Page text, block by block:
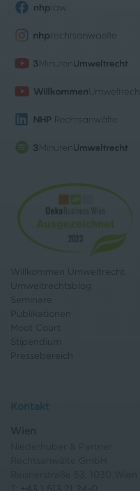
Willkommen Umweltrecht
Umweltrechtsblog
Seminare
Publikationen
Moot Court
Stipendium
Pressebereich
Kontakt